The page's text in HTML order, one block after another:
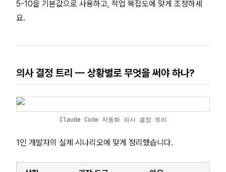
5-10을 기본값으로 사용하고, 작업 복잡도에 맞게 조정하세
요.
의사 결정 트리 — 상황별로 무엇을 써야 하나?
Claude Code 자동화 의사 결정 트리
1인 개발자의 실제 시나리오에 맞게 정리했습니다.